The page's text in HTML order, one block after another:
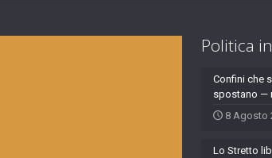
Politica
Confini che
spostano —
8 Agosto
Lo Stretto